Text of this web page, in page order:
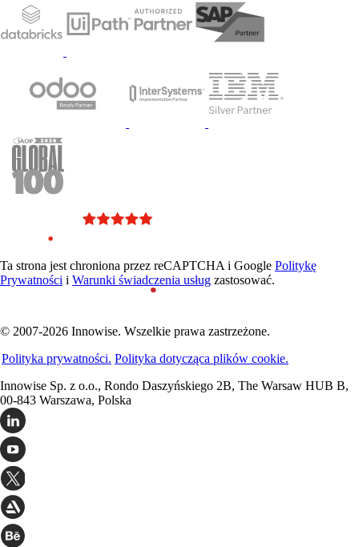
Ta strona jest chroniona przez reCAPTCHA i Google Politykę
Prywatności i Warunki świadczenia usług zastosować.
© 2007-2026 Innowise. Wszelkie prawa zastrzeżone.
Polityka prywatności. Polityka dotycząca plików cookie.
Innowise Sp. z o.o., Rondo Daszyńskiego 2B, The Warsaw HUB B,
00-843 Warszawa, Polska